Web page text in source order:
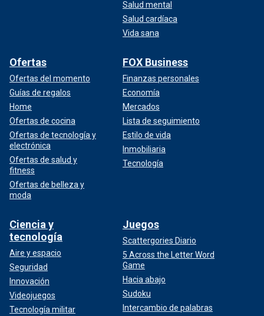
Salud mental
Salud cardíaca
Vida sana
Ofertas
Ofertas del momento
Guías de regalos
Home
Ofertas de cocina
Ofertas de tecnología y
electrónica
Ofertas de salud y
fitness
Ofertas de belleza y
moda
FOX Business
Finanzas personales
Economía
Mercados
Lista de seguimiento
Estilo de vida
Inmobiliaria
Tecnología
Ciencia y
tecnología
Aire y espacio
Seguridad
Innovación
Videojuegos
Tecnología militar
Juegos
Scattergories Diario
5 Across the Letter Word
Game
Hacia abajo
Sudoku
Intercambio de palabras